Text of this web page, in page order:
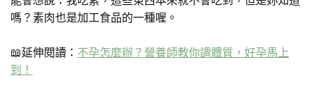
嗎？素肉也是加工食品的一種喔。
📖延伸閱讀： 不孕怎麼辦？營養師教你調體質，好孕馬上
到！